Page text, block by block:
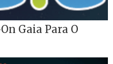
Gaia Para O